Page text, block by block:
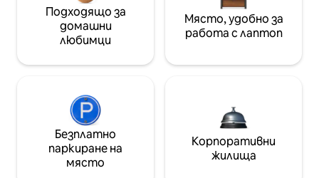
Подходящо за
домашни
любимци
Място, удобно за
работа с лаптоп
Безплатно
паркиране на
място
Корпоративни
жилища